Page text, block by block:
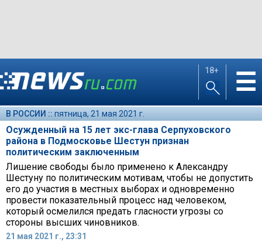
18+ ☰
В РОССИИ :: пятница, 21 мая 2021 г.
Осужденный на 15 лет экс-глава Серпуховского
района в Подмосковье Шестун признан
политическим заключенным
Лишение свободы было применено к Александру
Шестуну по политическим мотивам, чтобы не допустить
его до участия в местных выборах и одновременно
провести показательный процесс над человеком,
который осмелился предать гласности угрозы со
стороны высших чиновников.
21 мая 2021 г., 23:31